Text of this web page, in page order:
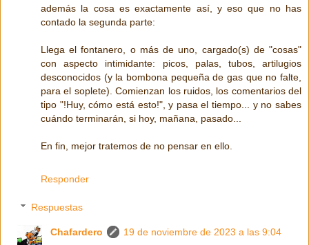
además la cosa es exactamente así, y eso que no has
contado la segunda parte:
Llega el fontanero, o más de uno, cargado(s) de "cosas"
con aspecto intimidante: picos, palas, tubos, artilugios
desconocidos (y la bombona pequeña de gas que no falte,
para el soplete). Comienzan los ruidos, los comentarios del
tipo "!Huy, cómo está esto!", y pasa el tiempo... y no sabes
cuándo terminarán, si hoy, mañana, pasado...
En fin, mejor tratemos de no pensar en ello.
Responder
Respuestas
Chafardero
19 de noviembre de 2023 a las 9:04